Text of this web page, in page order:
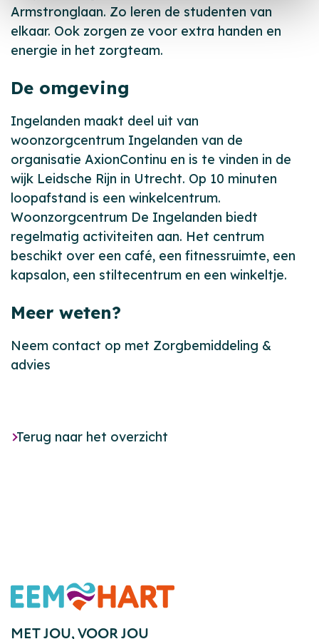
Armstronglaan. Zo leren de studenten van
elkaar. Ook zorgen ze voor extra handen en
energie in het zorgteam.
De omgeving
Ingelanden maakt deel uit van
woonzorgcentrum Ingelanden van de
organisatie AxionContinu en is te vinden in de
wijk Leidsche Rijn in Utrecht. Op 10 minuten
loopafstand is een winkelcentrum.
Woonzorgcentrum De Ingelanden biedt
regelmatig activiteiten aan. Het centrum
beschikt over een café, een fitnessruimte, een
kapsalon, een stiltecentrum en een winkeltje.
Meer weten?
Neem contact op met Zorgbemiddeling &
advies
Terug naar het overzicht
Footer
MET JOU,VOOR JOU